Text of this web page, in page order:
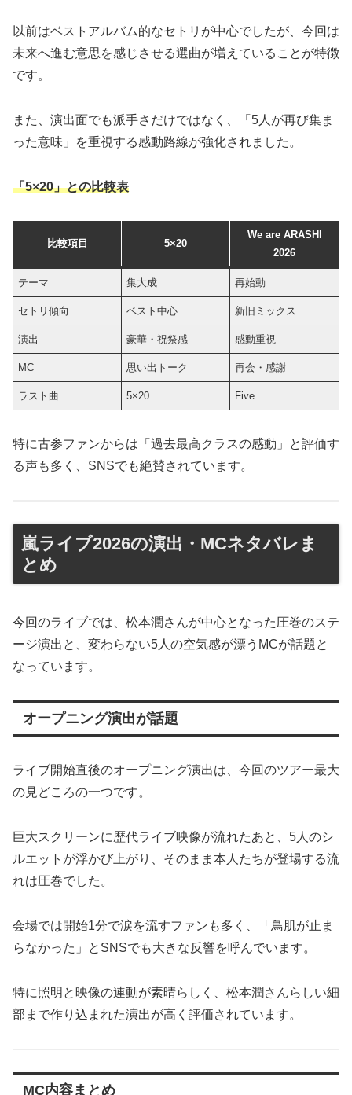
以前はベストアルバム的なセトリが中心でしたが、今回は
未来へ進む意思を感じさせる選曲が増えていることが特徴
です。
また、演出面でも派手さだけではなく、「5人が再び集ま
った意味」を重視する感動路線が強化されました。
「5×20」との比較表
比較項目 5×20
We are ARASHI
2026
テーマ 集大成 再始動
セトリ傾向 ベスト中心 新旧ミックス
演出 豪華・祝祭感 感動重視
MC 思い出トーク 再会・感謝
ラスト曲 5×20 Five
特に古参ファンからは「過去最高クラスの感動」と評価す
る声も多く、SNSでも絶賛されています。
嵐ライブ2026の演出・MCネタバレま
とめ
今回のライブでは、松本潤さんが中心となった圧巻のステ
ージ演出と、変わらない5人の空気感が漂うMCが話題と
なっています。
オープニング演出が話題
ライブ開始直後のオープニング演出は、今回のツアー最大
の見どころの一つです。
巨大スクリーンに歴代ライブ映像が流れたあと、5人のシ
ルエットが浮かび上がり、そのまま本人たちが登場する流
れは圧巻でした。
会場では開始1分で涙を流すファンも多く、「鳥肌が止ま
らなかった」とSNSでも大きな反響を呼んでいます。
特に照明と映像の連動が素晴らしく、松本潤さんらしい細
部まで作り込まれた演出が高く評価されています。
MC内容まとめ